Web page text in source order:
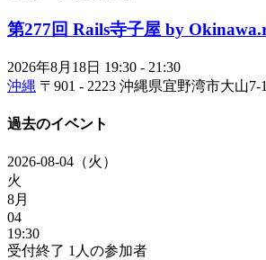
第277回 Rails寺子屋 by
2026年8月18日 19:30 - 21:30
沖縄 〒901 - 2223 沖縄県宜野湾市大山
過去のイベント
2026-08-04（火）
火
8月
04
19:30
受付終了 1人の参加者